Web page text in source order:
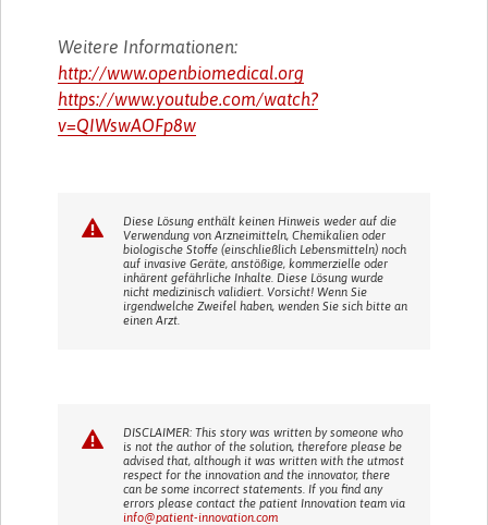
Weitere Informationen:
http://www.openbiomedical.org
https://www.youtube.com/watch?
v=QIWswAOFp8w
Diese Lösung enthält keinen Hinweis weder auf die
Verwendung von Arzneimitteln, Chemikalien oder
biologische Stoffe (einschließlich Lebensmitteln) noch
auf invasive Geräte, anstößige, kommerzielle oder
inhärent gefährliche Inhalte. Diese Lösung wurde
nicht medizinisch validiert. Vorsicht! Wenn Sie
irgendwelche Zweifel haben, wenden Sie sich bitte an
einen Arzt.
DISCLAIMER: This story was written by someone who
is not the author of the solution, therefore please be
advised that, although it was written with the utmost
respect for the innovation and the innovator, there
can be some incorrect statements. If you find any
errors please contact the patient Innovation team via
info@patient-innovation.com